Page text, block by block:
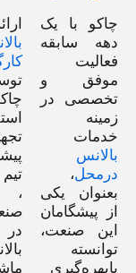
چاکو با یک
دهه سابقه‌
فعالیت
موفق و
تخصصی در
زمینه
خدمات
بالانس
درمحل،
بعنوان یکی
از پیشگامان
این صنعت،
توانسته
بابهره‌گیری
،